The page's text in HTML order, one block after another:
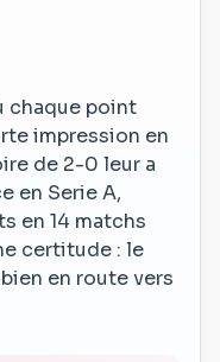
chaque point
impression en
de 2-0 leur a
en Serie A,
en 14 matchs
certitude : le
en route vers